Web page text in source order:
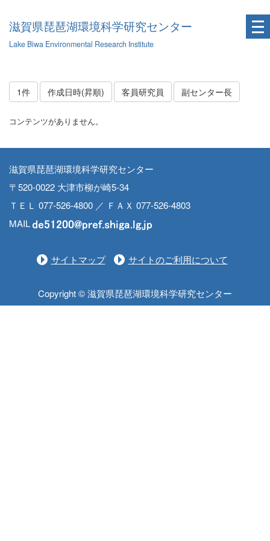
滋賀県琵琶湖環境科学研究センター
Lake Biwa Environmental Research Institute
1件 作成日時(昇順) 客員研究員 副センター長
コンテンツがありません。
滋賀県琵琶湖環境科学研究センター
〒520-0022 大津市柳が崎5-34
ＴＥＬ 077-526-4800 ／ ＦＡＸ 077-526-4803
MAIL
サイトマップ サイトのご利用について
Copyright © 滋賀県琵琶湖環境科学研究センター